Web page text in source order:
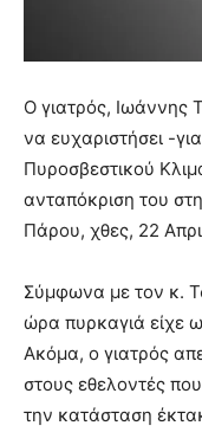
Ο γιατρός, Ιωάννης
να ευχαριστήσει -
Πυροσβεστικού
ανταπόκριση του
Πάρου, χθες, 22
Σύμφωνα με τον κ.
ώρα πυρκαγιά είχε
Ακόμα, ο γιατρός
στους εθελοντές
την κατάσταση